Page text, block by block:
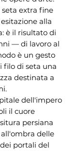
extra fine
alla
è il risultato di
— di lavoro al
è un gesto
filo di seta una
destinata a
dell'impero
il cuore
persiana
delle
portali del